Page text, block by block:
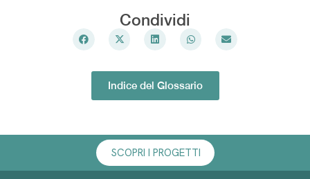
Condividi
Indice del Glossario
SCOPRI I PROGETTI